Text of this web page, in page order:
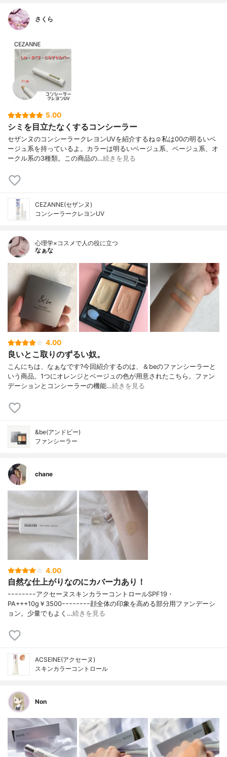
さくら
5.00
シミを目立たなくするコンシーラー
セザンヌのコンシーラークレヨンUVを紹介するね☺️私は00の明るいベ
ージュ系を持っているよ。カラーは明るいベージュ系、ベージュ系、オ
ークル系の3種類。この商品の…続きを見る
CEZANNE(セザンヌ)
コンシーラークレヨンUV
心理学×コスメで人の役に立つ
なぁな
4.00
良いとこ取りのずるい奴。
こんにちは、なぁなです?今回紹介するのは、＆beのファンシーラーと
いう商品。1つにオレンジとベージュの色が用意されたこちら。ファン
デーションとコンシーラーの機能…続きを見る
&be(アンドビー)
ファンシーラー
chane
4.00
自然な仕上がりなのにカバー力あり！
ｰｰｰｰｰｰｰｰアクセーヌスキンカラーコントロールSPF19・
PA+++10g￥3500ｰｰｰｰｰｰｰｰ顔全体の印象を高める部分用ファンデーシ
ョン。少量でもよく…続きを見る
ACSEINE(アクセーヌ)
スキンカラーコントロール
Non